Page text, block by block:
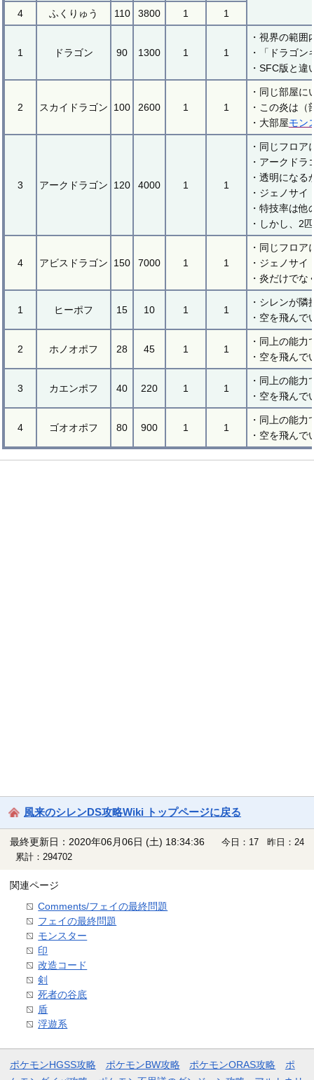
4 ふくりゅう 110 3800 1 1
1 ドラゴン 90 1300 1 1
・視界の範
・「ドラゴ
・SFC版と
2 スカイドラゴン 100 2600 1 1
・同じ部屋
・この炎は
・大部屋モン
3 アークドラゴン 120 4000 1 1
・同じフロ
・アークド
・透明にな
・ジェノサ
・特技率は
・しかし、2
4 アビスドラゴン 150 7000 1 1
・同じフロ
・ジェノサ
・炎だけで
1 ヒーポフ 15 10 1 1
・シレンが
・空を飛んで
2 ホノオポフ 28 45 1 1
・同上の能
・空を飛んで
3 カエンポフ 40 220 1 1
・同上の能
・空を飛んで
4 ゴオオポフ 80 900 1 1
・同上の能
・空を飛んで
風来のシレンDS攻略Wiki トップページに戻る
最終更新日：2020年06月06日 (土) 18:34:36
今日：17 昨日：24
累計：294702
関連ページ
Comments/フェイの最終問題
フェイの最終問題
モンスター
印
改造コード
剣
死者の谷底
盾
浮遊系
ポケモンHGSS攻略 ポケモンBW攻略 ポケモンORAS攻略
ポ